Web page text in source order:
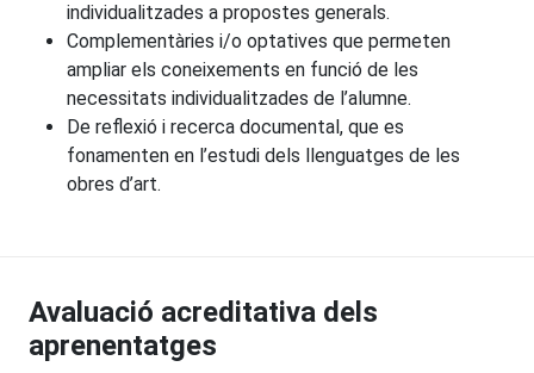
individualitzades a propostes generals.
Complementàries i/o optatives que permeten
ampliar els coneixements en funció de les
necessitats individualitzades de l’alumne.
De reflexió i recerca documental, que es
fonamenten en l’estudi dels llenguatges de les
obres d’art.
Avaluació acreditativa dels
aprenentatges